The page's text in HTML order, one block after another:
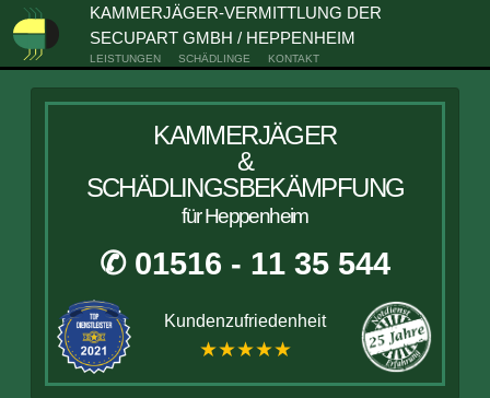
KAMMERJÄGER-VERMITTLUNG DER
SECUPART GMBH / HEPPENHEIM
LEISTUNGEN SCHÄDLINGE KONTAKT
KAMMERJÄGER
&
SCHÄDLINGSBEKÄMPFUNG
für Heppenheim
✆ 01516 - 11 35 544
Kundenzufriedenheit
★★★★★